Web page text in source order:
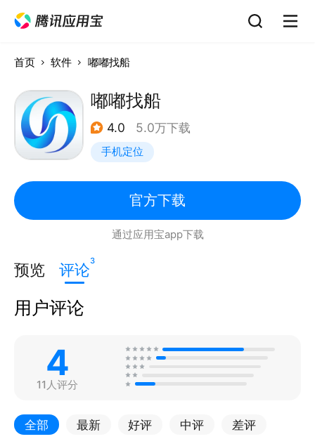
首页 软件 嘟嘟找船
嘟嘟找船
4.0 5.0万下载
手机定位
官方下载
通过应用宝app下载
预览 评论3
用户评论
4
11人评分
全部 最新 好评 中评 差评